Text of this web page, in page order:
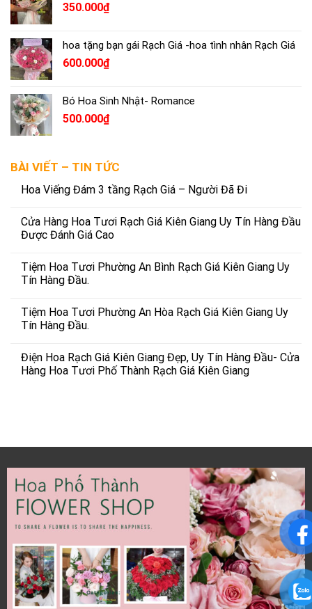
350.000₫
hoa tặng bạn gái Rạch Giá -hoa tình nhân Rạch Giá
600.000₫
Bó Hoa Sinh Nhật- Romance
500.000₫
BÀI VIẾT – TIN TỨC
Hoa Viếng Đám 3 tầng Rạch Giá – Người Đã Đi
Cửa Hàng Hoa Tươi Rạch Giá Kiên Giang Uy Tín Hàng Đầu
Được Đánh Giá Cao
Tiệm Hoa Tươi Phường An Bình Rạch Giá Kiên Giang Uy
Tín Hàng Đầu.
Tiệm Hoa Tươi Phường An Hòa Rạch Giá Kiên Giang Uy
Tín Hàng Đầu.
Điện Hoa Rạch Giá Kiên Giang Đẹp, Uy Tín Hàng Đầu- Cửa
Hàng Hoa Tươi Phố Thành Rạch Giá Kiên Giang